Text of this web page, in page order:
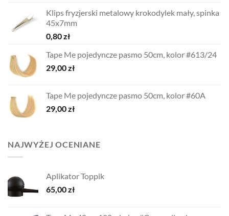
Klips fryzjerski metalowy krokodylek mały, spinka
45x7mm
0,80zł
Tape Me pojedyncze pasmo 50cm, kolor #613/24
29,00zł
Tape Me pojedyncze pasmo 50cm, kolor #60A
29,00zł
NAJWYŻEJ OCENIANE
Aplikator Toppik
65,00zł